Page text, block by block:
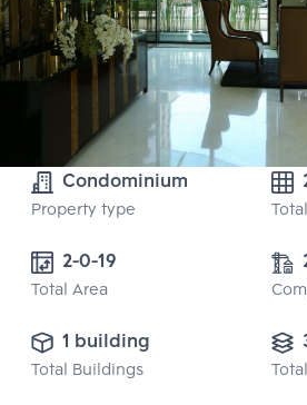
Condominium
Property type
Total Area
1 building
Total Buildings